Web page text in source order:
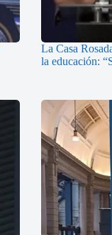
La Casa
la educación: